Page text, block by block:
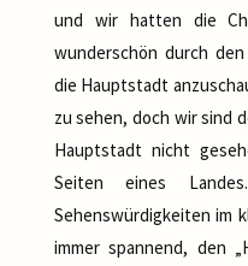
und wir hatten die
wunderschön durch
die Hauptstadt
zu sehen, doch wir sind
Hauptstadt nicht
Seiten eines
Sehenswürdigkeiten im
immer spannend, den